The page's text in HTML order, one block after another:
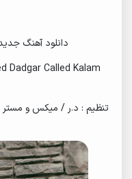
دانلود آهنگ
Dadgar Called Kalam
تنظیم : د.ر / میکس و